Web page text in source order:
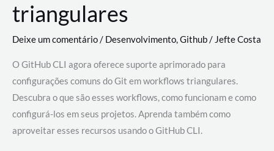
triangulares
Deixe um comentário/ Desenvolvimento,Github/ Jefte Costa
O GitHub CLI agora oferece suporte aprimorado para
configurações comuns do Git em workflows triangulares.
Descubra o que são esses workflows, como funcionam e como
configurá-los em seus projetos. Aprenda também como
aproveitar esses recursos usando o GitHub CLI.